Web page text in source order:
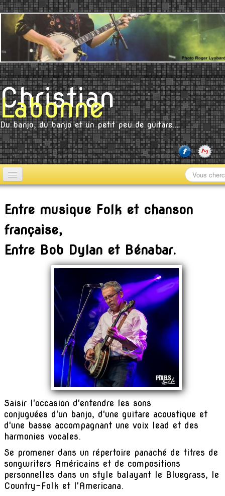
Christian
Labonne
Du banjo, du banjo et un petit peu de guitare...
CD en solo
Concerts
Chansons
Cours & stages
Entre musique Folk et chanson
française,
Entre Bob Dylan et Bénabar.
Saisir l'occasion d'entendre les sons
conjuguées d'un banjo, d'une guitare acoustique et
d'une basse accompagnant une voix lead et des
harmonies vocales.
Se promener dans un répertoire panaché de titres de
songwriters Américains et de compositions
personnelles dans un style balayant le Bluegrass, le
Country-Folk et l'Americana.